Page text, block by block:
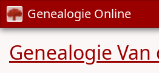
Genealogie Online
Genealogie